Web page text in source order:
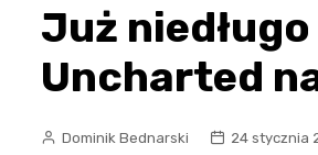
Już
Uncharted
Dominik Bednarski 24 stycznia